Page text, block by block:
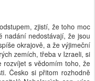
zjistí, že toho moc
nadání nedostávají, že jsou
okrajově, a že výjimeční
zemích, třeba v Izraeli, si
rozvíjet s vědomím toho, že
Česko si přitom rozhodně